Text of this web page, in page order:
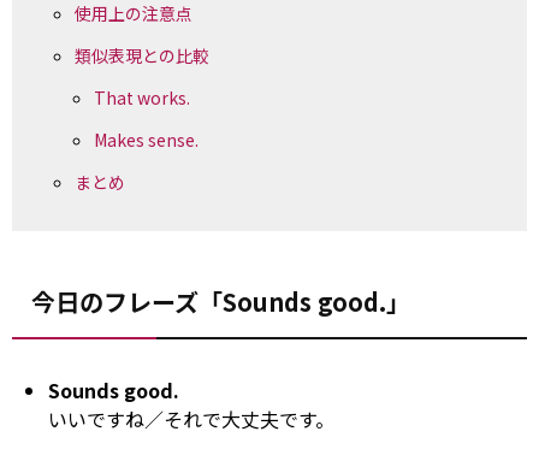
使用上の注意点
類似表現との比較
That works.
Makes sense.
まとめ
今日のフレーズ「Sounds good.」
Sounds good.
いいですね／それで大丈夫です。